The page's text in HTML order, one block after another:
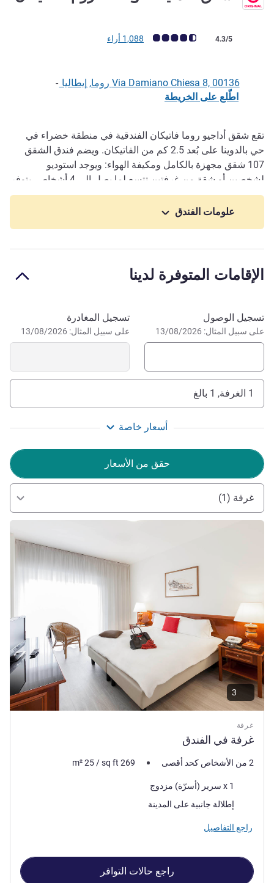
ملاحظة أراء العملاء (رأي ALL)
4.3/5 1,088 أراء
Via Damiano Chiesa 8, 00136 روما, إيطاليا
-
اطّلع على الخريطة
الوصف
تقع شقق أداجيو روما فاتيكان الفندقية في منطقة خضراء في
حي بالدوينا على بُعد 2.5 كم من الفاتيكان. ويضم فندق الشقق
107 شقق مجهزة بالكامل ومكيفة الهواء: ويوجد استوديو
لشخصين أو شقة من غرفتين تتسع لما يصل إلى 4 أشخاص. يتوفر
الإفطار، ومتجر صغير، وموقف سيارات خاص، وقاعة اجتماعات،
ومسبح خارجي (مفتوح من مايو إلى أكتوبر، ويتطلب الحجز)،
علومات الفندق
الإقامات المتوفرة لدينا
احجز في هذا الفندق
تسجيل الوصول
على سبيل المثال: 13/08/2026
تسجيل المغادرة
على سبيل المثال: 13/08/2026
1 الغرفة, 1 بالغ
أسعار خاصة
حقق من الأسعار
غرفة (1)
غرفة
غرفة في الفندق
راجع التفاصيل
2 من الأشخاص كحد أقصى m²25/sq ft 269
فرش السرير
1 x سرير (أسرّة) مزدوج
المناظر:إطلالة جانبية على المدينة
راجع التفاصيل
راجع حالات التوافر